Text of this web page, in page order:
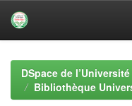
navigationDSpace de l’Université
Bibliothèque